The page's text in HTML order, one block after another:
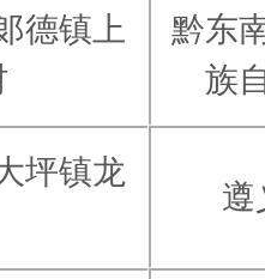
德镇上
黔东
族
坪镇龙
遵